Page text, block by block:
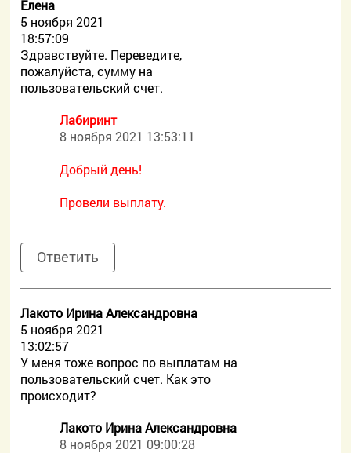
Елена
5 ноября 2021
18:57:09
Здравствуйте. Переведите,
пожалуйста, сумму на
пользовательский счет.
Лабиринт
8 ноября 2021 13:53:11
Добрый день!
Провели выплату.
Ответить
Лакото Ирина Александровна
5 ноября 2021
13:02:57
У меня тоже вопрос по выплатам на
пользовательский счет. Как это
происходит?
Лакото Ирина Александровна
8 ноября 2021 09:00:28